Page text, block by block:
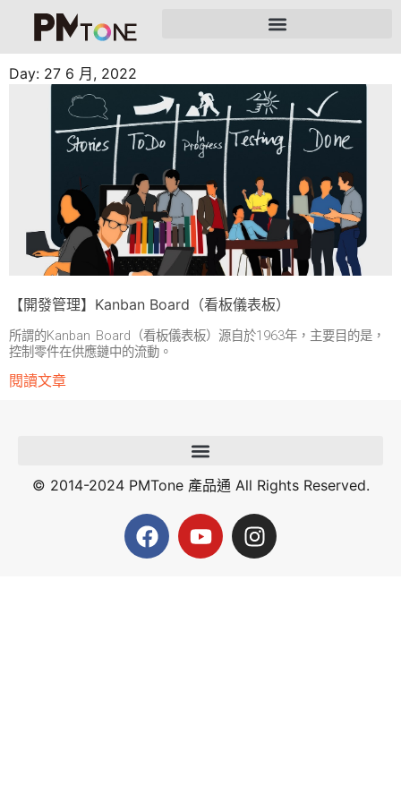
Day: 27 6 月, 2022
【開發管理】Kanban Board（看板儀表板）
所謂的Kanban Board（看板儀表板）源自於1963年，主要目的是，
控制零件在供應鏈中的流動。
閱讀文章
© 2014-2024 PMTone 產品通 All Rights Reserved.